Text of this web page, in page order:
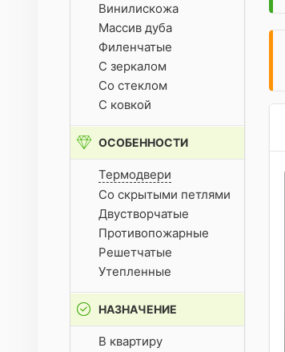
Винилискожа
Массив дуба
Филенчатые
С зеркалом
Со стеклом
С ковкой
ОСОБЕННОСТИ
Термодвери
Со скрытыми петлями
Двустворчатые
Противопожарные
Решетчатые
Утепленные
НАЗНАЧЕНИЕ
В квартиру